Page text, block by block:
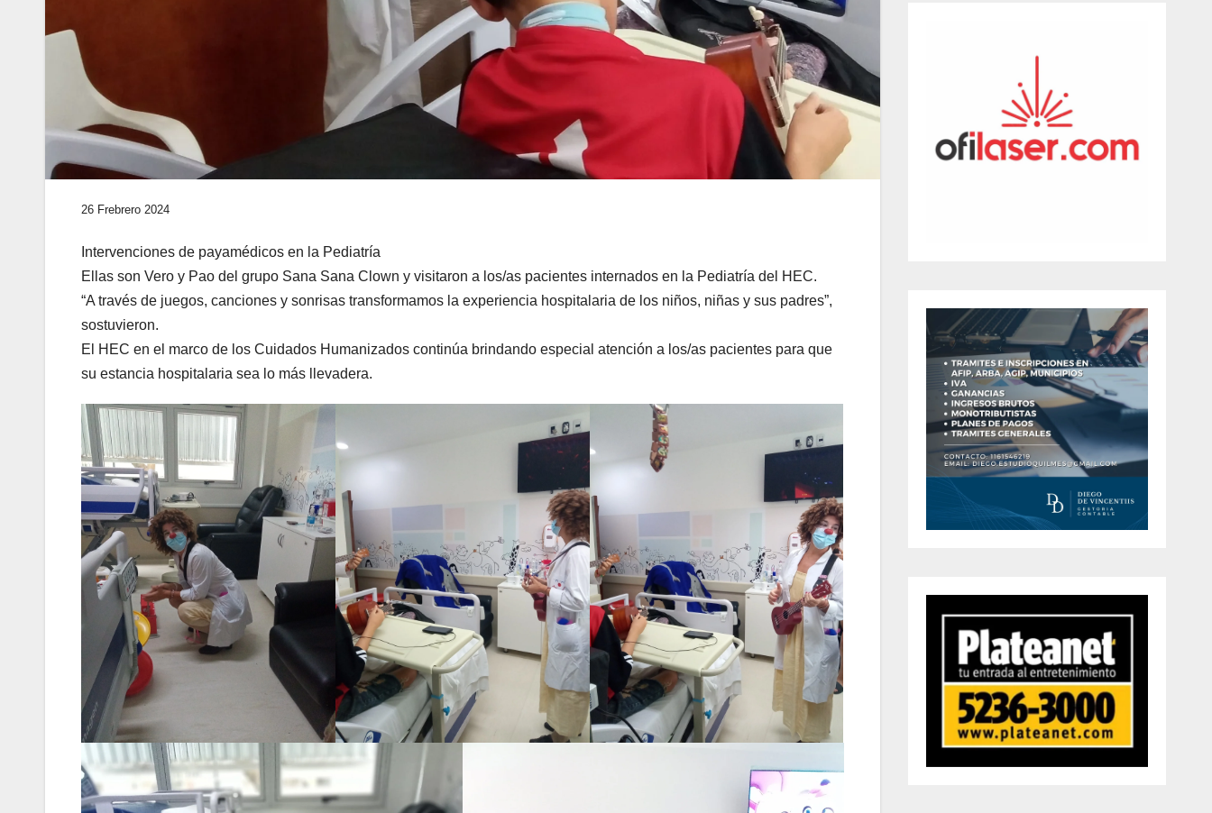
26 Frebrero 2024
Intervenciones de payamédicos en la Pediatría
Ellas son Vero y Pao del grupo Sana Sana Clown y visitaron a los/as pacientes internados en la Pediatría del HEC.
“A través de juegos, canciones y sonrisas transformamos la experiencia hospitalaria de los niños, niñas y sus padres”,
sostuvieron.
El HEC en el marco de los Cuidados Humanizados continúa brindando especial atención a los/as pacientes para que
su estancia hospitalaria sea lo más llevadera.